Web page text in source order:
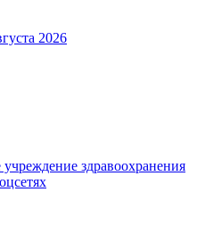
2026
здравоохранения